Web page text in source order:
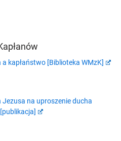
kapłaństwo [Biblioteka WMzK]
na uproszenie ducha